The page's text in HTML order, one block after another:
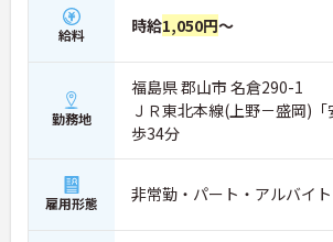
給料 時給1,050円～
勤務地
福島県 郡山市 名倉290-1
ＪＲ東北本線(上野－盛岡)
歩34分
雇用形態 非常勤・パート・アルバイト